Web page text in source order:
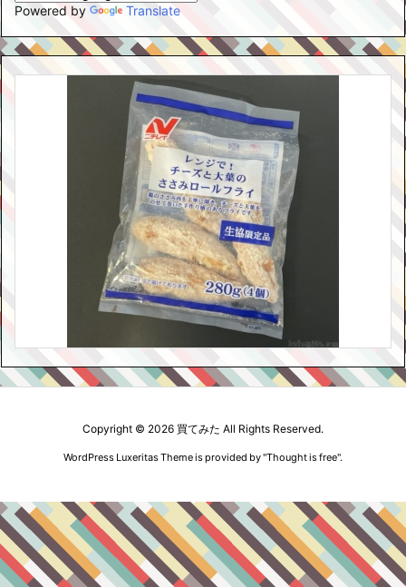
Powered by Translate
Copyright © 2026 買てみた All Rights Reserved.
WordPress Luxeritas Theme is provided by "Thought is free".